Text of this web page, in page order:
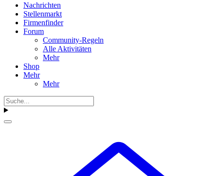
Nachrichten
Stellenmarkt
Firmenfinder
Forum
Community-Regeln
Alle Aktivitäten
Mehr
Shop
Mehr
Mehr